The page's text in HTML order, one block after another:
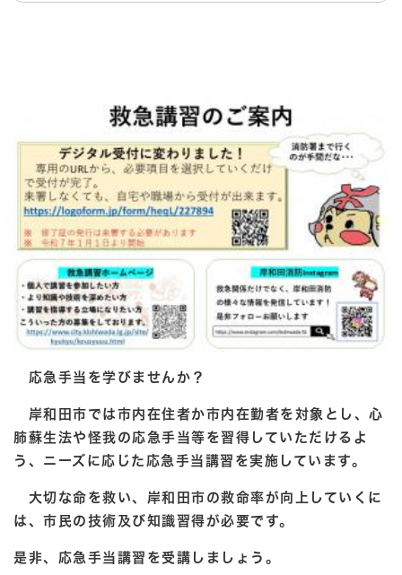
応急手当を学びませんか？
岸和田市では市内在住者か市内在勤者を対象とし、心
肺蘇生法や怪我の応急手当等を習得していただけるよ
う、ニーズに応じた応急手当講習を実施しています。
大切な命を救い、岸和田市の救命率が向上していくに
は、市民の技術及び知識習得が必要です。
是非、応急手当講習を受講しましょう。